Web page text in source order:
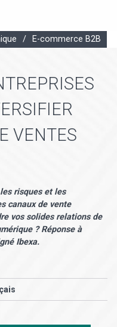
/ E-commerce B2B
VENTES
risques et les
canaux de vente
vos solides relations de
? Réponse à
Ibexa.